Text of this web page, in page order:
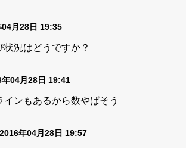
月28日 19:35
状況はどうですか？
04月28日 19:41
インもあるから数やばそう
2016年04月28日 19:57